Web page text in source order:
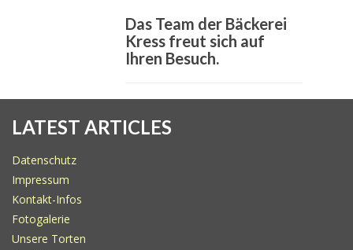
Das Team der Bäckerei
Kress freut sich auf
Ihren Besuch.
LATEST ARTICLES
Datenschutz
Impressum
Kontakt-Infos
Fotogalerie
Unsere Torten